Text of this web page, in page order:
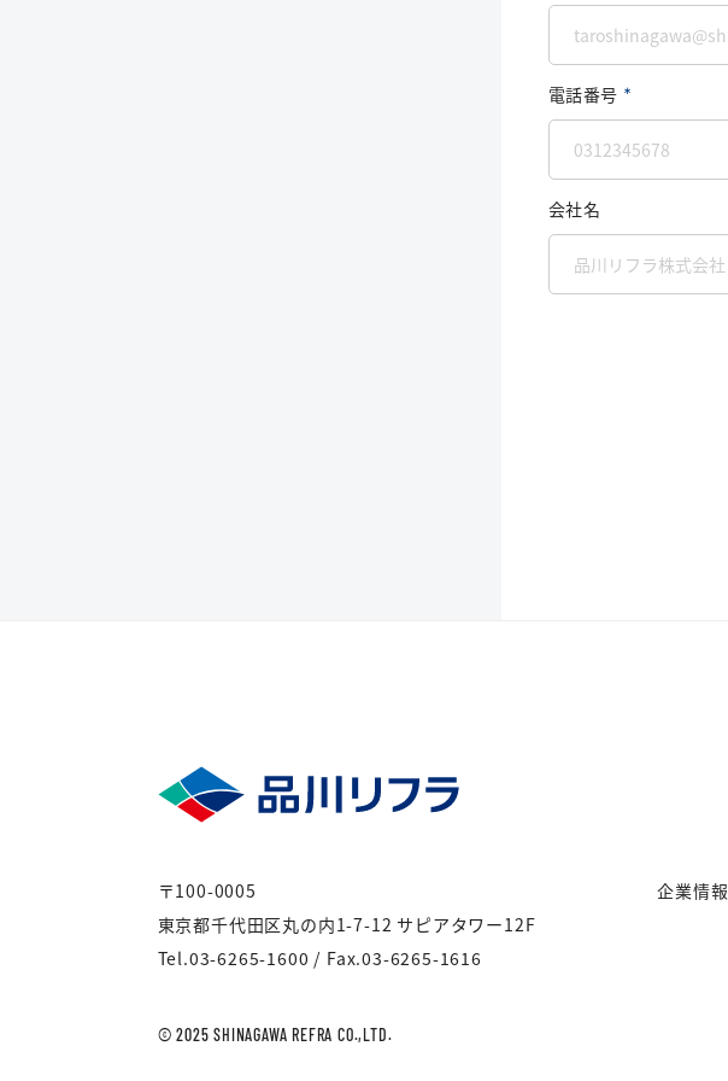
電話番号 ＊
会社名
企業情報
〒100-0005
東京都千代田区丸の内1-7-12 サピアタワー12F
Tel.03-6265-1600 / Fax.03-6265-1616
© 2025 SHINAGAWA REFRA CO.,LTD.